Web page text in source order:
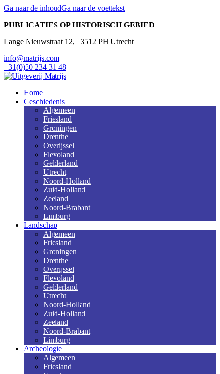
Ga naar de inhoudGa naar de voettekst
PUBLICATIES OP HISTORISCH GEBIED
Lange Nieuwstraat 12, 3512 PH Utrecht
info@matrijs.com
+31(0)30 234 31 48
facebook
instagramm
Home
Geschiedenis
Algemeen
Friesland
Groningen
Drenthe
Overijssel
Flevoland
Gelderland
Utrecht
Noord-Holland
Zuid-Holland
Zeeland
Noord-Brabant
Limburg
Landschap
Algemeen
Friesland
Groningen
Drenthe
Overijssel
Flevoland
Gelderland
Utrecht
Noord-Holland
Zuid-Holland
Zeeland
Noord-Brabant
Limburg
Archeologie
Algemeen
Friesland